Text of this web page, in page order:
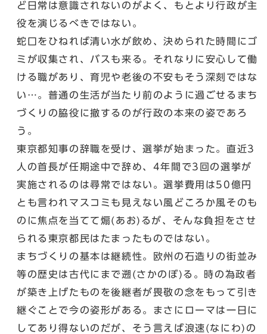
ど日常は意識されないのがよく、もとより行政が主
役を演じるべきではない。
蛇口をひねれば清い水が飲め、決められた時間にゴ
ミが収集され、バスも来る。それなりに安心して働
ける職があり、育児や老後の不安もそう深刻ではな
い…。普通の生活が当たり前のように過ごせるまち
づくりの脇役に撤するのが行政の本来の姿であろ
う。
東京都知事の辞職を受け、選挙が始まった。直近3
人の首長が任期途中で辞め、4年間で3回の選挙が
実施されるのは尋常ではない。選挙費用は50億円
とも言われマスコミも見えない風どころか風そのも
のに焦点を当てて煽(あお)るが、そんな負担をさせ
られる東京都民はたまったものではない。
まちづくりの基本は継続性。欧州の石造りの街並み
等の歴史は古代にまで遡(さかのぼ)る。時の為政者
が築き上げたものを後継者が畏敬の念をもって引き
継ぐことで今の姿形がある。まさにローマは一日に
してあり得ないのだが、そう言えば浪速(なにわ)の